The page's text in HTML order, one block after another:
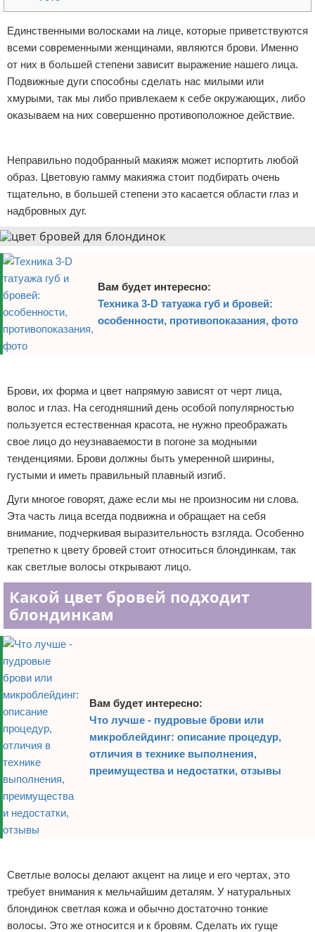
Макияж
СПА процедуры
Парфюмерия
Разное
Уход за лицом
Хирургия
Единственными волосками на лице, которые приветствуются
всеми современными женщинами, являются брови. Именно
от них в большей степени зависит выражение нашего лица.
Подвижные дуги способны сделать нас милыми или
хмурыми, так мы либо привлекаем к себе окружающих, либо
оказываем на них совершенно противоположное действие.
Неправильно подобранный макияж может испортить любой
образ. Цветовую гамму макияжа стоит подбирать очень
тщательно, в большей степени это касается области глаз и
надбровных дуг.
Вам будет интересно:
Техника 3-D татуажа губ и бровей:
особенности, противопоказания, фото
Брови, их форма и цвет напрямую зависят от черт лица,
волос и глаз. На сегодняшний день особой популярностью
пользуется естественная красота, не нужно преображать
свое лицо до неузнаваемости в погоне за модными
тенденциями. Брови должны быть умеренной ширины,
густыми и иметь правильный плавный изгиб.
Дуги многое говорят, даже если мы не произносим ни слова.
Эта часть лица всегда подвижна и обращает на себя
внимание, подчеркивая выразительность взгляда. Особенно
трепетно к цвету бровей стоит относиться блондинкам, так
как светлые волосы открывают лицо.
Какой цвет бровей подходит
блондинкам
Вам будет интересно:
Что лучше - пудровые брови или
микроблейдинг: описание процедур,
отличия в технике выполнения,
преимущества и недостатки, отзывы
Светлые волосы делают акцент на лице и его чертах, это
требует внимания к мельчайшим деталям. У натуральных
блондинок светлая кожа и обычно достаточно тонкие
волосы. Это же относится и к бровям. Сделать их гуще